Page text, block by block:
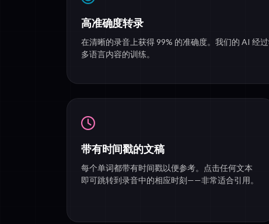
高准确度转录
在清晰的录音上获得 99% 的准确度。我们的 AI 经
多语言内容的训练。
带有时间戳的文稿
每个单词都带有时间戳以便参考。点击任何文本
即可跳转到录音中的相应时刻——非常适合引用。